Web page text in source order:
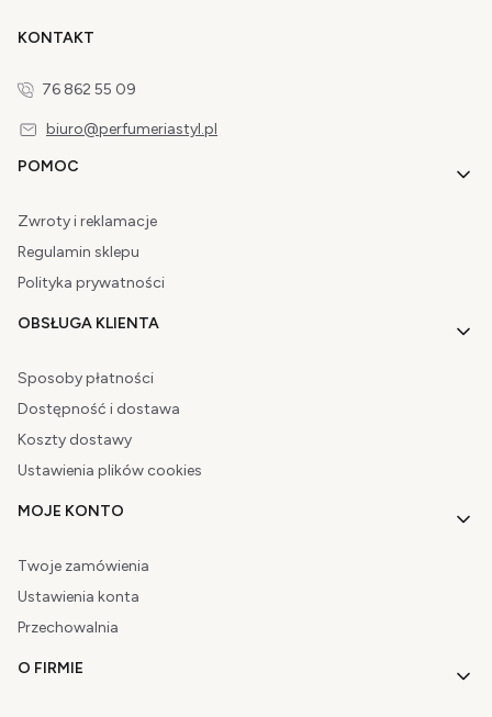
KONTAKT
76 862 55 09
biuro@perfumeriastyl.pl
Linki w stopce
POMOC
Zwroty i reklamacje
Regulamin sklepu
Polityka prywatności
OBSŁUGA KLIENTA
Sposoby płatności
Dostępność i dostawa
Koszty dostawy
Ustawienia plików cookies
MOJE KONTO
Twoje zamówienia
Ustawienia konta
Przechowalnia
O FIRMIE